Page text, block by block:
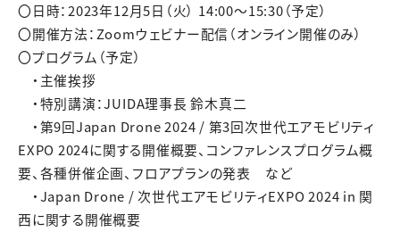
〇日時：2023年12月5日（火） 14:00～15:30（予定）
〇開催方法：Zoomウェビナー配信（オンライン開催のみ）
〇プログラム（予定）
・主催挨拶
・特別講演：JUIDA理事長 鈴木真二
・第9回Japan Drone 2024 / 第3回次世代エアモビリティ
EXPO 2024に関する開催概要、コンファレンスプログラム概
要、各種併催企画、フロアプランの発表 など
・Japan Drone / 次世代エアモビリティEXPO 2024 in 関
西に関する開催概要